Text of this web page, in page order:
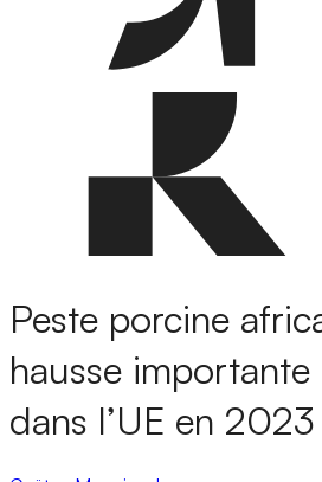
Peste porcine
hausse importante
dans l’UE en 2023